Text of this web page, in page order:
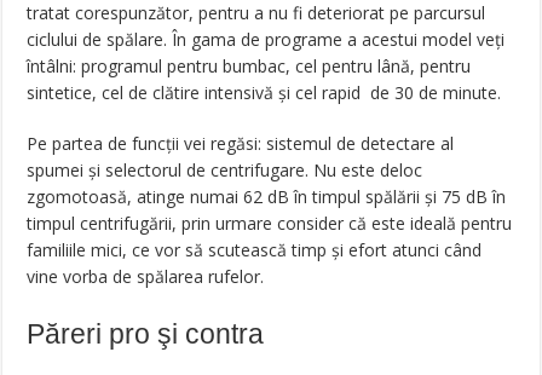
tratat corespunzător, pentru a nu fi deteriorat pe parcursul
ciclului de spălare. În gama de programe a acestui model veți
întâlni: programul pentru bumbac, cel pentru lână, pentru
sintetice, cel de clătire intensivă și cel rapid de 30 de minute.
Pe partea de funcții vei regăsi: sistemul de detectare al
spumei și selectorul de centrifugare. Nu este deloc
zgomotoasă, atinge numai 62 dB în timpul spălării și 75 dB în
timpul centrifugării, prin urmare consider că este ideală pentru
familiile mici, ce vor să scutească timp și efort atunci când
vine vorba de spălarea rufelor.
Păreri pro şi contra